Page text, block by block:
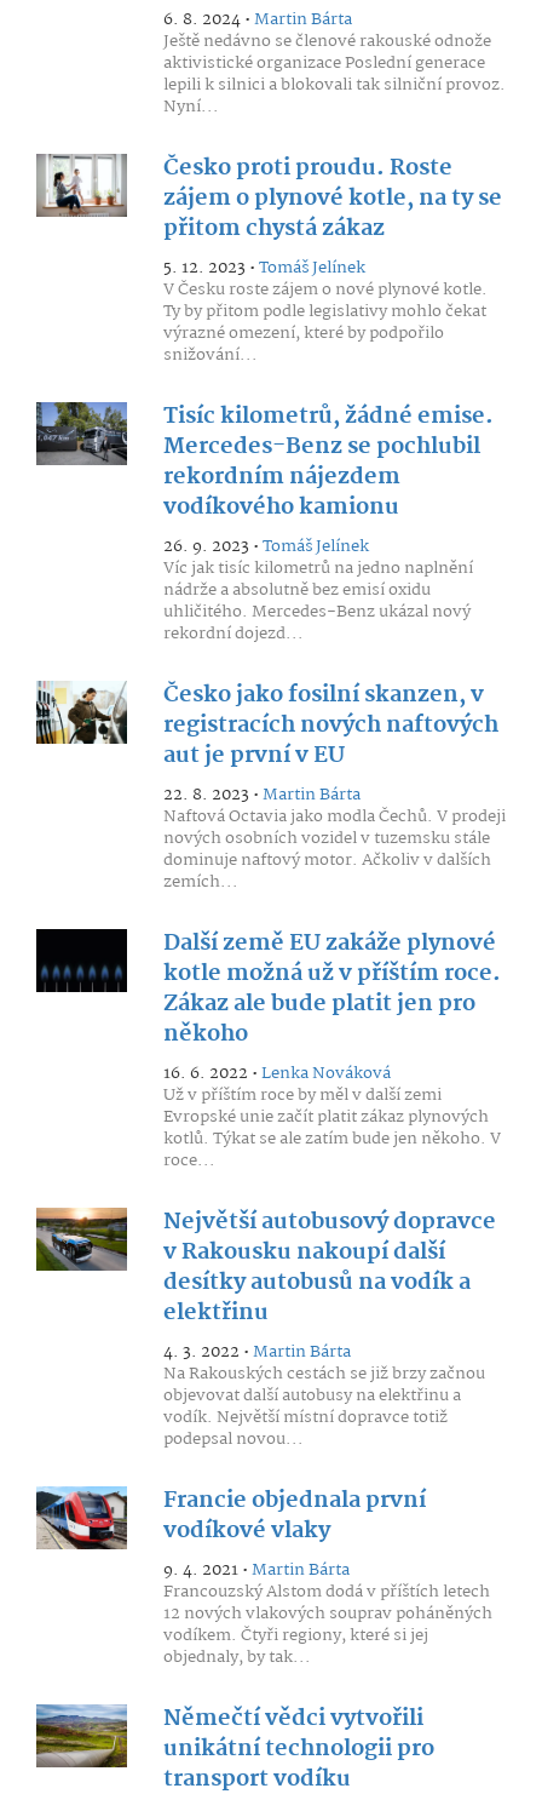
6. 8. 2024 •Martin Bárta
Ještě nedávno se členové rakouské odnože
aktivistické organizace Poslední generace
lepili k silnici a blokovali tak silniční provoz.
Nyní...
Česko proti proudu. Roste
zájem o plynové kotle, na ty se
přitom chystá zákaz
5. 12. 2023 •Tomáš Jelínek
V Česku roste zájem o nové plynové kotle.
Ty by přitom podle legislativy mohlo čekat
výrazné omezení, které by podpořilo
snižování...
Tisíc kilometrů, žádné emise.
Mercedes-Benz se pochlubil
rekordním nájezdem
vodíkového kamionu
26. 9. 2023 •Tomáš Jelínek
Víc jak tisíc kilometrů na jedno naplnění
nádrže a absolutně bez emisí oxidu
uhličitého. Mercedes-Benz ukázal nový
rekordní dojezd...
Česko jako fosilní skanzen, v
registracích nových naftových
aut je první v EU
22. 8. 2023 •Martin Bárta
Naftová Octavia jako modla Čechů. V prodeji
nových osobních vozidel v tuzemsku stále
dominuje naftový motor. Ačkoliv v dalších
zemích...
Další země EU zakáže plynové
kotle možná už v příštím roce.
Zákaz ale bude platit jen pro
někoho
16. 6. 2022 •Lenka Nováková
Už v příštím roce by měl v další zemi
Evropské unie začít platit zákaz plynových
kotlů. Týkat se ale zatím bude jen někoho. V
roce...
Největší autobusový dopravce
v Rakousku nakoupí další
desítky autobusů na vodík a
elektřinu
4. 3. 2022 •Martin Bárta
Na Rakouských cestách se již brzy začnou
objevovat další autobusy na elektřinu a
vodík. Největší místní dopravce totiž
podepsal novou...
Francie objednala první
vodíkové vlaky
9. 4. 2021 •Martin Bárta
Francouzský Alstom dodá v příštích letech
12 nových vlakových souprav poháněných
vodíkem. Čtyři regiony, které si jej
objednaly, by tak...
Němečtí vědci vytvořili
unikátní technologii pro
transport vodíku